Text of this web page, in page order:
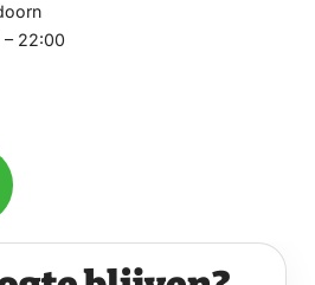
22:00